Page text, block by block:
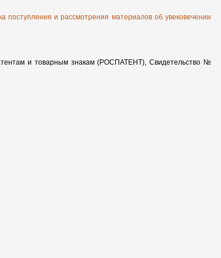
поступления и рассмотрения материалов об увековечении
и товарным знакам (РОСПАТЕНТ), Свидетельство №